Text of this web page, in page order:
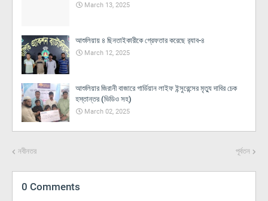
March 13, 2025
আশুলিয়ায় ৪ ছিনতাইকারীকে গ্রেফতার করেছে র‌্যাব-৪
March 12, 2025
আশুলিয়ার জিরানী বাজারে গার্ডিয়ান লাইফ ইন্সুরেন্সের মৃত্যু দাবির চেক
হস্তান্তর (ভিডিও সহ)
March 02, 2025
নবীনতর পূর্বতন
0 Comments